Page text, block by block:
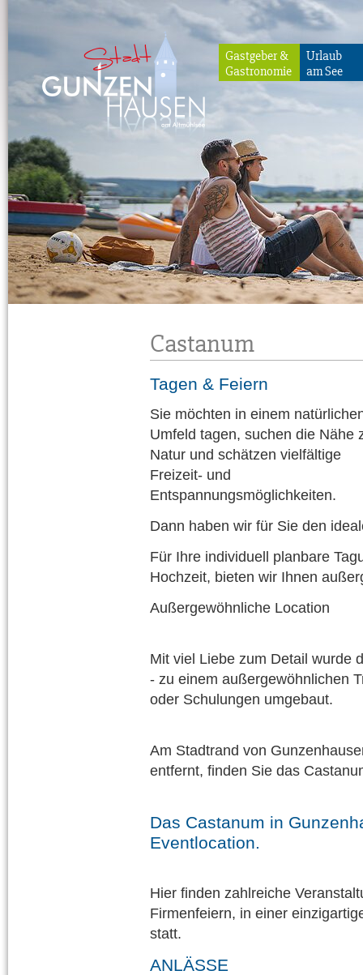
Gunzenhausen
Gastgeber &
Gastronomie
Urlaub
am See
Castanum
Tagen & Feiern
Sie möchten in einem
Umfeld tagen, suchen die Nähe
Natur und schätzen vielfältige
Freizeit- und
Entspannungsmöglichkeiten.
Dann haben wir für Sie den
Für Ihre individuell planbare
Hochzeit, bieten wir Ihnen
Außergewöhnliche Location
Mit viel Liebe zum Detail wurde
- zu einem außergewöhnlichen
oder Schulungen umgebaut.
Am Stadtrand von
entfernt, finden Sie das
Das Castanum in
Eventlocation.
Hier finden zahlreiche
Firmenfeiern, in einer
statt.
ANLÄSSE